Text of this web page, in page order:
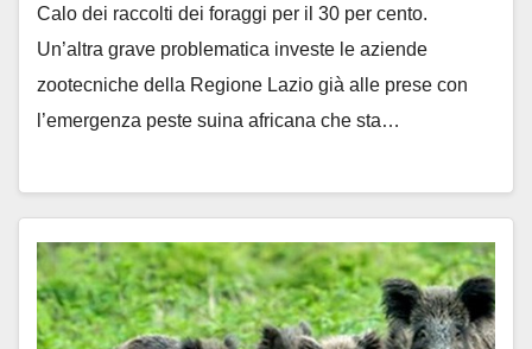
Calo dei raccolti dei foraggi per il 30 per cento.
Un’altra grave problematica investe le aziende
zootecniche della Regione Lazio già alle prese con
l’emergenza peste suina africana che sta…